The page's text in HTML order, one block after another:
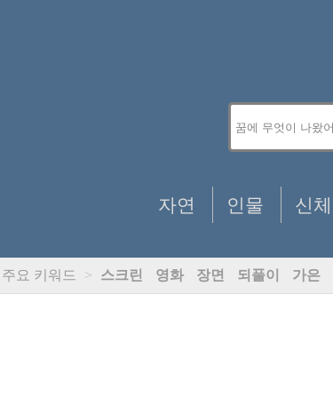
자연 인물 신체
주요 키워드 > 스크린 영화 장면 되풀이 가은